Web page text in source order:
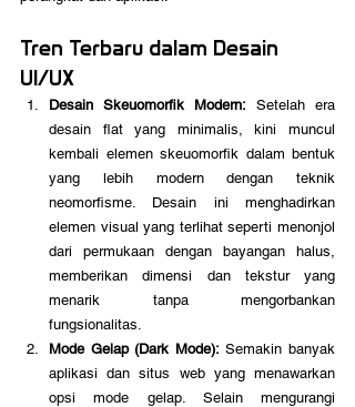
Tren Terbaru dalam Desain
UI/UX
Desain Skeuomorfik Modern: Setelah era
desain flat yang minimalis, kini muncul
kembali elemen skeuomorfik dalam bentuk
yang lebih modern dengan teknik
neomorfisme. Desain ini menghadirkan
elemen visual yang terlihat seperti menonjol
dari permukaan dengan bayangan halus,
memberikan dimensi dan tekstur yang
menarik tanpa mengorbankan
fungsionalitas.
Mode Gelap (Dark Mode): Semakin banyak
aplikasi dan situs web yang menawarkan
opsi mode gelap. Selain mengurangi